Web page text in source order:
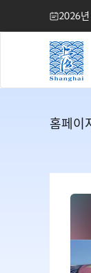
2026
홈페이